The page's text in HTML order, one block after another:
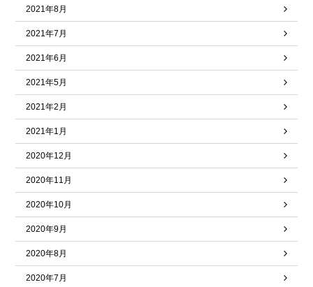
2021年8月
2021年7月
2021年6月
2021年5月
2021年2月
2021年1月
2020年12月
2020年11月
2020年10月
2020年9月
2020年8月
2020年7月